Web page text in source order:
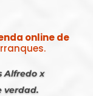
online de
Alfredo x
verdad.